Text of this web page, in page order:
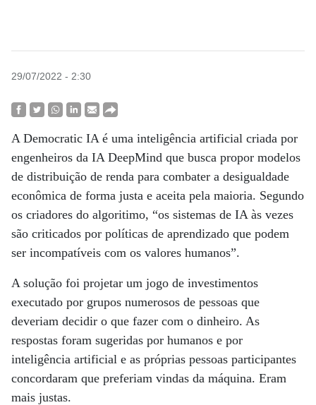
29/07/2022 - 2:30
A Democratic IA é uma inteligência artificial criada por
engenheiros da IA DeepMind que busca propor modelos
de distribuição de renda para combater a desigualdade
econômica de forma justa e aceita pela maioria. Segundo
os criadores do algoritimo, “os sistemas de IA às vezes
são criticados por políticas de aprendizado que podem
ser incompatíveis com os valores humanos”.
A solução foi projetar um jogo de investimentos
executado por grupos numerosos de pessoas que
deveriam decidir o que fazer com o dinheiro. As
respostas foram sugeridas por humanos e por
inteligência artificial e as próprias pessoas participantes
concordaram que preferiam vindas da máquina. Eram
mais justas.